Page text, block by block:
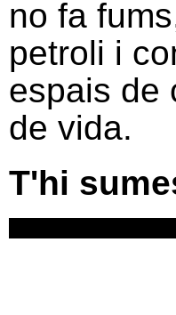
no fa
petroli i
espais de
de vida.
T'hi